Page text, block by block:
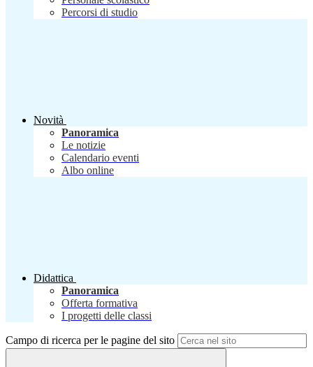
Percorsi di studio
Novità
Panoramica
Le notizie
Calendario eventi
Albo online
Didattica
Panoramica
Offerta formativa
I progetti delle classi
Campo di ricerca per le pagine del sito